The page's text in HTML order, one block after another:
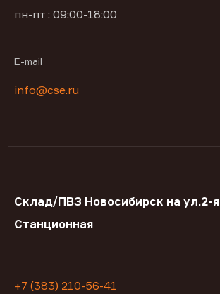
пн-пт : 09:00-18:00
E-mail
info@cse.ru
Склад/ПВЗ Новосибирск на ул.2-я
Станционная
+7 (383) 210-56-41